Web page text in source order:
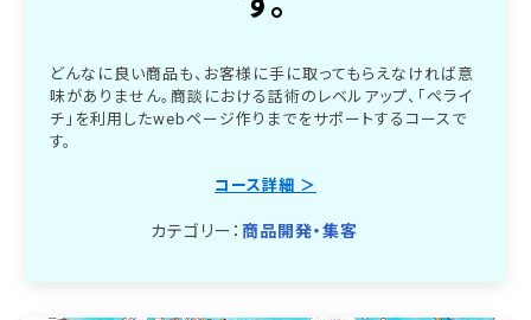
どんなに良い商品も、お客様に手に取ってもらえなければ意
味がありません。商談における話術のレベルアップ、「ペライ
チ」を利用したwebページ作りまでをサポートするコースで
す。
コース詳細 ＞
カテゴリー： 商品開発・集客